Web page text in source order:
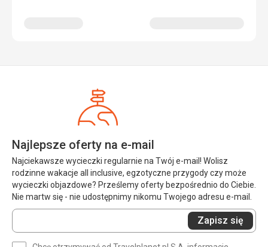
Najlepsze oferty na e-mail
Najciekawsze wycieczki regularnie na Twój e-mail! Wolisz
rodzinne wakacje all inclusive, egzotyczne przygody czy może
wycieczki objazdowe? Prześlemy oferty bezpośrednio do Ciebie.
Nie martw się - nie udostępnimy nikomu Twojego adresu e-mail.
Wprowadź
swój
Zapisz się